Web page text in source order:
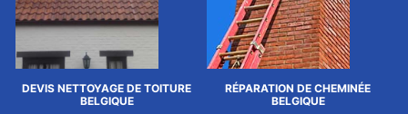
DEVIS NETTOYAGE DE TOITURE
BELGIQUE
RÉPARATION DE CHEMINÉE
BELGIQUE